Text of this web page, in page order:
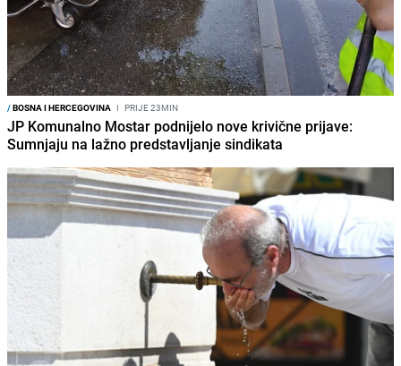
/BOSNA I HERCEGOVINA I PRIJE 23MIN
JP Komunalno Mostar podnijelo nove krivične prijave:
Sumnjaju na lažno predstavljanje sindikata